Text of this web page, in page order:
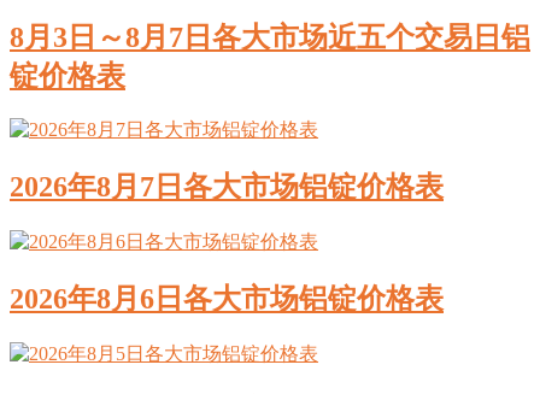
8月3日～8月7日各大市场近五个交易日铝
锭价格表
2026年8月7日各大市场铝锭价格表
2026年8月6日各大市场铝锭价格表